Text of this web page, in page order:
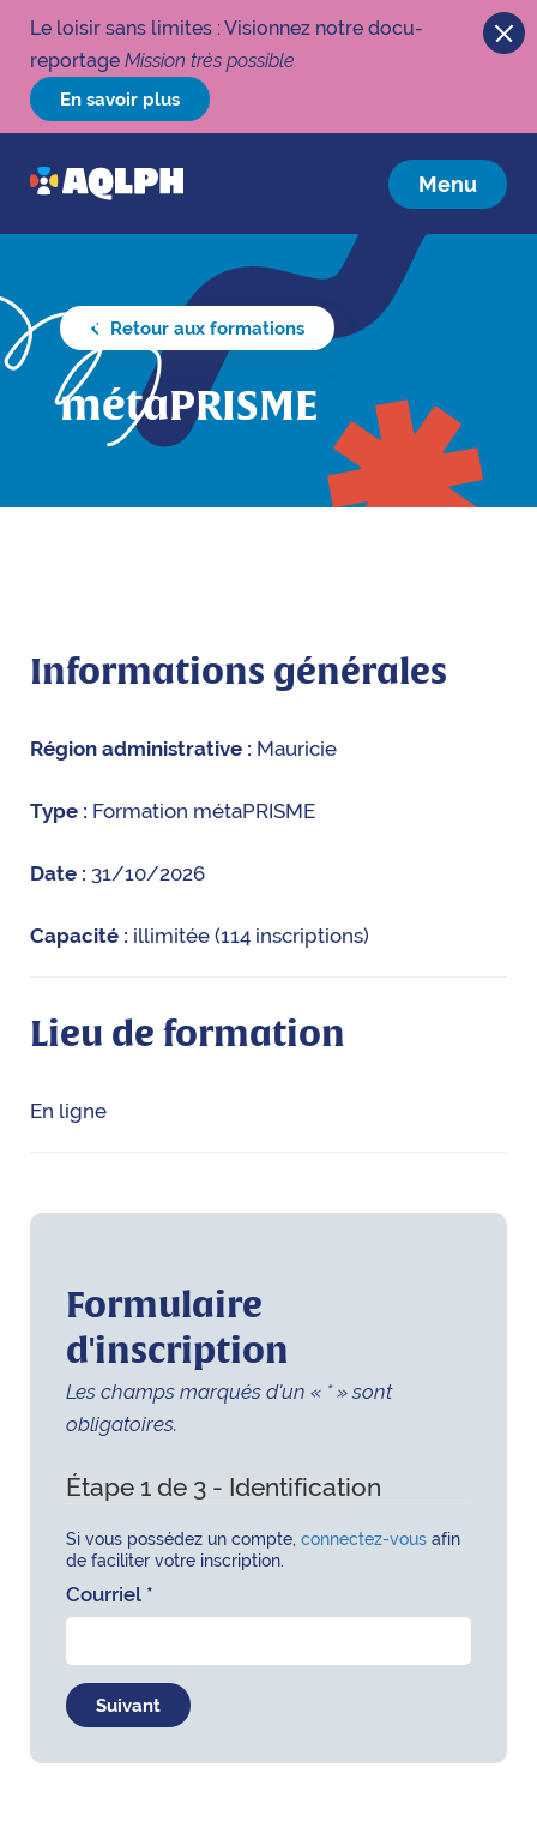
Le loisir sans limites : Visionnez notre docu-
reportage Mission très possible
En savoir plus
Menu
Retour aux formations
métaPRISME
Informations générales
Région administrative : Mauricie
Type : Formation métaPRISME
Date : 31/10/2026
Capacité : illimitée (114 inscriptions)
Lieu de formation
En ligne
Formulaire
d'inscription
Les champs marqués d'un « * » sont
obligatoires.
Étape 1 de 3 - Identification
Si vous possédez un compte, connectez-vous afin
de faciliter votre inscription.
Courriel *
Suivant